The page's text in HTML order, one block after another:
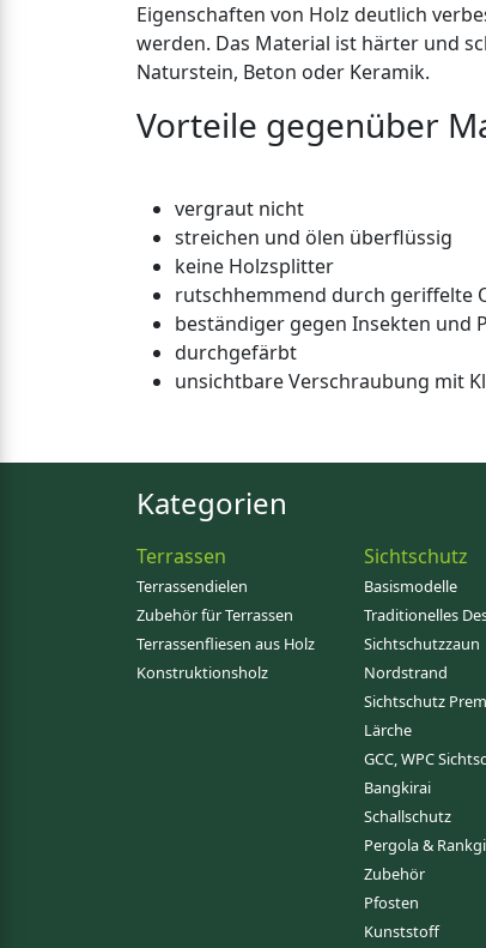
Eigenschaften von Holz deutlich
werden. Das Material ist härter und
Naturstein, Beton oder Keramik.
Vorteile gegenüber
vergraut nicht
streichen und ölen überflüssig
keine Holzsplitter
rutschhemmend durch geriffelte
beständiger gegen Insekten und
durchgefärbt
unsichtbare Verschraubung mit
Kategorien
Terrassen
Terrassendielen
Zubehör für Terrassen
Terrassenfliesen aus Holz
Konstruktionsholz
Sichtschutz
Basismodelle
Traditionelles
Sichtschutzzaun
Nordstrand
Sichtschutz
Lärche
GCC, WPC
Bangkirai
Schallschutz
Pergola &
Zubehör
Pfosten
Kunststoff